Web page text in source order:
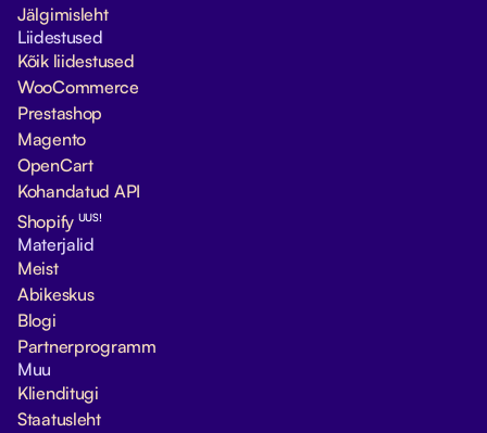
Jälgimisleht
Liidestused
Kõik liidestused
WooCommerce
Prestashop
Magento
OpenCart
Kohandatud API
Shopify UUS!
Materjalid
Meist
Abikeskus
Blogi
Partnerprogramm
Muu
Klienditugi
Staatusleht